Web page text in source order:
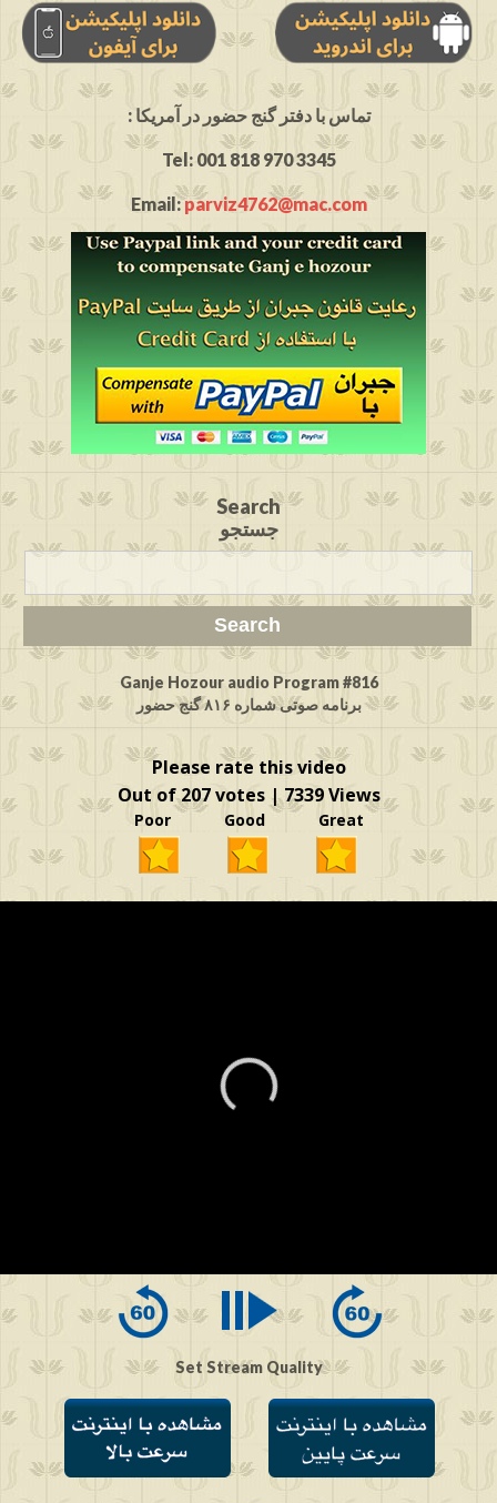
: تماس با دفتر گنج حضور در آمریکا
Tel: 001 818 970 3345
Email:parviz4762@mac.com
Search
جستجو
Ganje Hozour audio Program #816
برنامه صوتی شماره ۸۱۶ گنج حضور
Please rate this video
Out of 207 votes | 7339 Views
Poor Good Great
of
Set Stream Quality